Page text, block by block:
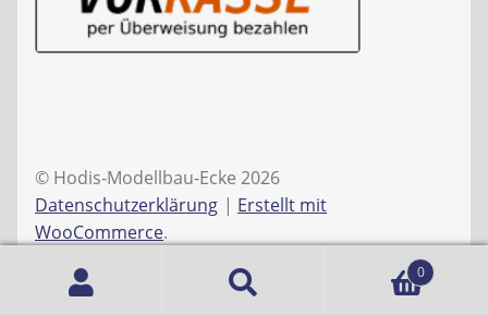
© Hodis-Modellbau-Ecke 2026
Datenschutzerklärung
Erstellt mit
WooCommerce.
0